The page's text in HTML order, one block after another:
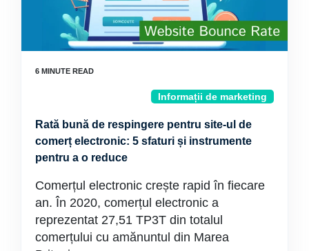
Informații de marketing
Rată bună de respingere pentru site-ul de
comerț electronic: 5 sfaturi și instrumente
pentru a o reduce
Comerțul electronic crește rapid în fiecare
an. În 2020, comerțul electronic a
reprezentat 27,51 TP3T din totalul
comerțului cu amănuntul din Marea